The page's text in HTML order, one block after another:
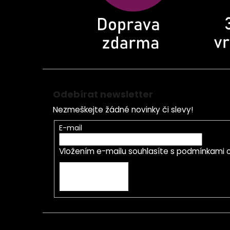
Odebírat newsletter
Nezmeškejte žádné novinky či slevy!
E-mail
Vložením e-mailu souhlasíte s podmínkami